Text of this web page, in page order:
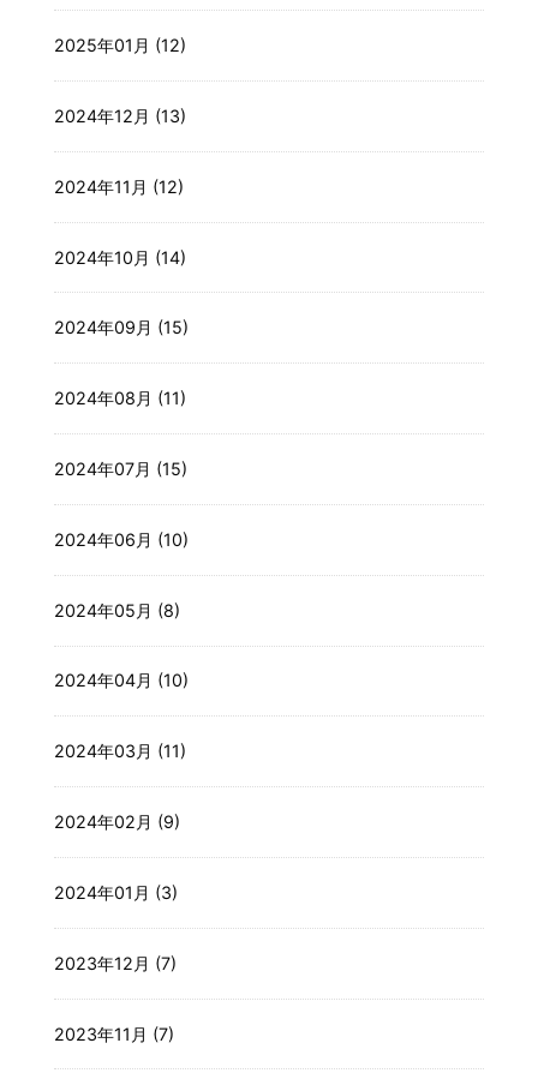
2025年01月 (12)
2024年12月 (13)
2024年11月 (12)
2024年10月 (14)
2024年09月 (15)
2024年08月 (11)
2024年07月 (15)
2024年06月 (10)
2024年05月 (8)
2024年04月 (10)
2024年03月 (11)
2024年02月 (9)
2024年01月 (3)
2023年12月 (7)
2023年11月 (7)